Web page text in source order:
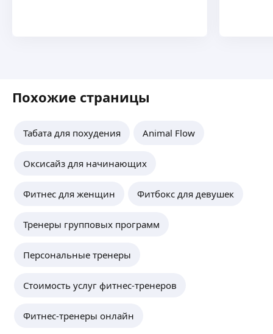
Похожие страницы
Табата для похудения Animal Flow
Оксисайз для начинающих
Фитнес для женщин Фитбокс для девушек
Тренеры групповых программ
Персональные тренеры
Стоимость услуг фитнес-тренеров
Фитнес-тренеры онлайн